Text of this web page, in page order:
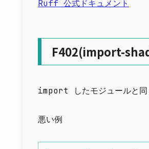
Ruff 公式ドキュメント
F402(import-
import したモジュールと同
悪い例